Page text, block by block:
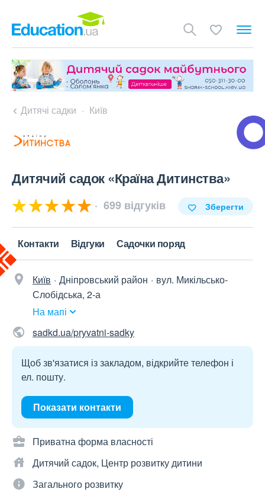
Дитячі садки Київ
Дитячий садок «Країна Дитинства»
699 відгуків Зберегти
Контакти Відгуки Садочки поряд
Київ Дніпровський район
вул. Микільсько-
Слобідська, 2-а
На мапі
sadkd.ua/pryvatni-sadky
Щоб зв'язатися із закладом, відкрийте телефон і
ел. пошту.
Показати контакти
Приватна форма власності
Дитячий садок, Центр розвитку дитини
Загального розвитку